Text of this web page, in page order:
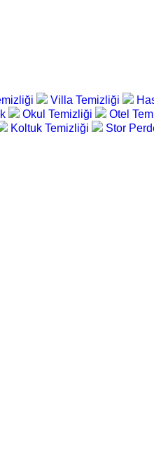
Villa Temizliği
Okul Temizliği Otel
Koltuk Temizliği Stor